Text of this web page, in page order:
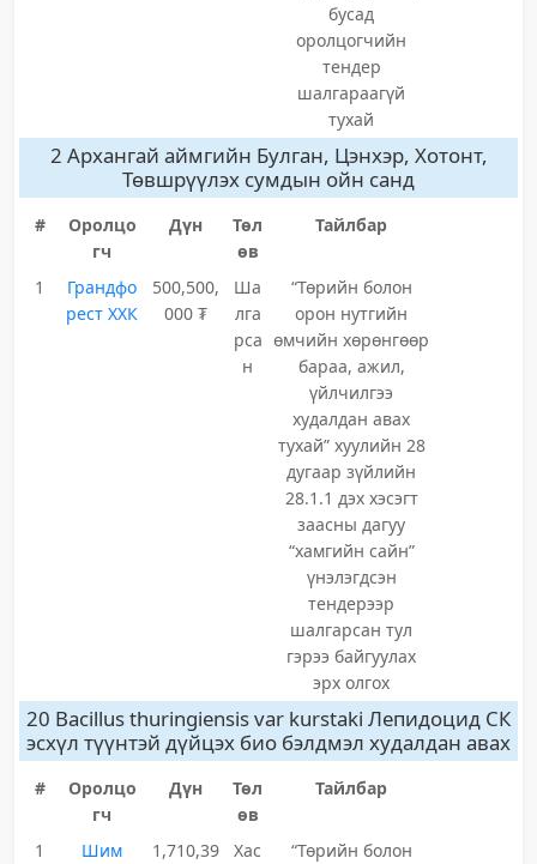
бусад
оролцогчийн
тендер
шалгараагүй
тухай
2 Архангай аймгийн Булган, Цэнхэр, Хотонт,
Төвшрүүлэх сумдын ойн санд
#
Оролцо
гч
Дүн
Төл
өв
Тайлбар
1
Грандфо
рест ХХК
500,500,
000 ₮
Ша
лга
рса
н
“Төрийн болон
орон нутгийн
өмчийн хөрөнгөөр
бараа, ажил,
үйлчилгээ
худалдан авах
тухай” хуулийн 28
дугаар зүйлийн
28.1.1 дэх хэсэгт
заасны дагуу
“хамгийн сайн”
үнэлэгдсэн
тендерээр
шалгарсан тул
гэрээ байгуулах
эрх олгох
20 Bacillus thuringiensis var kurstaki Лепидоцид СК
эсхүл түүнтэй дүйцэх био бэлдмэл худалдан авах
#
Оролцо
гч
Дүн
Төл
өв
Тайлбар
1
Шим
1,710,39
Хас
“Төрийн болон